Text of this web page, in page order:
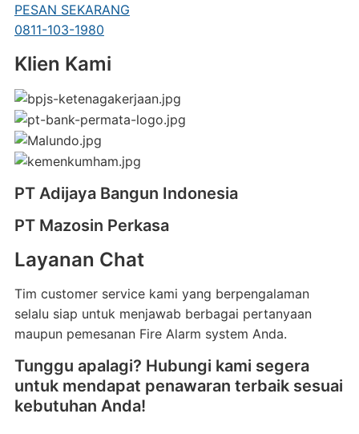
PESAN SEKARANG
0811-103-1980
Klien Kami
PT Adijaya Bangun Indonesia
PT Mazosin Perkasa
Layanan Chat
Tim customer service kami yang berpengalaman
selalu siap untuk menjawab berbagai pertanyaan
maupun pemesanan Fire Alarm system Anda.
Tunggu apalagi? Hubungi kami segera
untuk mendapat penawaran terbaik sesuai
kebutuhan Anda!